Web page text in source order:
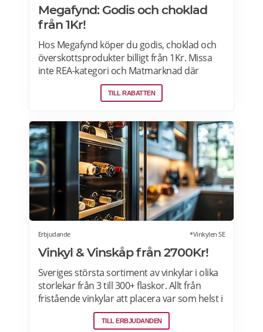
Megafynd: Godis och choklad
från 1Kr!
Hos Megafynd köper du godis, choklad och
överskottsprodukter billigt från 1Kr. Missa
inte REA-kategori och Matmarknad där
Megafynd har hundratals aktuella
erbjudanden varje dag. Läs mer om
TILL RABATTEN
Erbjudande *Vinkylen SE
Vinkyl & Vinskåp från 2700Kr!
Sveriges största sortiment av vinkylar i olika
storlekar från 3 till 300+ flaskor. Allt från
fristående vinkylar att placera var som helst i
hemmet, till inbyggda eller integrerbara
vinkylar som elegant smälter in i
TILL ERBJUDANDEN